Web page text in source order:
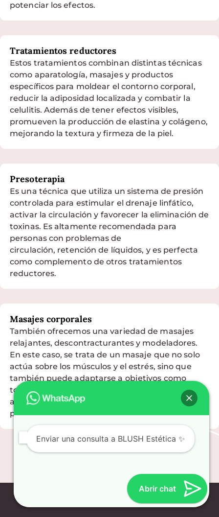
potenciar los efectos.
Tratamientos reductores
Estos tratamientos combinan distintas técnicas
como aparatología, masajes y productos
específicos para moldear el contorno corporal,
reducir la adiposidad localizada y combatir la
celulitis. Además de tener efectos visibles,
promueven la producción de elastina y colágeno,
mejorando la textura y firmeza de la piel.
Presoterapia
Es una técnica que utiliza un sistema de presión
controlada para estimular el drenaje linfático,
activar la circulación y favorecer la eliminación de
toxinas. Es altamente recomendada para
personas con problemas de
circulación, retención de líquidos, y es perfecta
como complemento de otros tratamientos
reductores.
Masajes corporales
También ofrecemos una variedad de masajes
relajantes, descontracturantes y modeladores.
En este caso, se trata de un masaje que no solo
actúa sobre los músculos y el estrés, sino que
también puede adaptarse a objetivos como
tonificación o drenaje. Cada tipo de masaje se
adapta al cuerpo y a los objetivos de cada
persona.
Ubicación de Blush Estética
Enviar una consulta a BLUSH Estética ✨
Abrir chat